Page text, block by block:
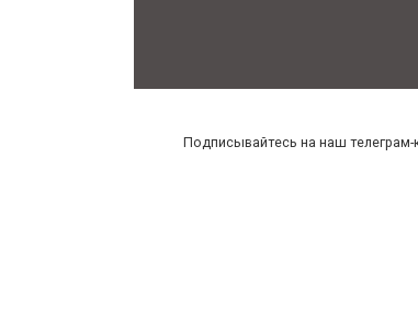
Подписывайтесь на наш телеграм-